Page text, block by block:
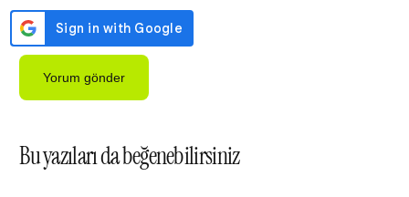
Bu yazıları da beğenebilirsiniz